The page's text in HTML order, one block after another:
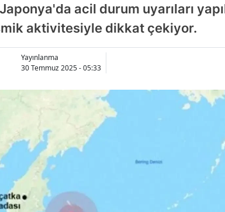
acil durum uyarıları
aktivitesiyle dikkat çekiyor.
Yayınlanma
30 Temmuz 2025 - 05:33